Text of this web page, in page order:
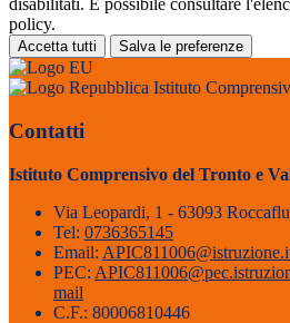
disabilitati. È possibile consultare
policy.
Accetta tutti Salva le preferenze
Istituto
Contatti
Istituto Comprensivo del Tronto e
Via Leopardi, 1 - 63093
Tel: 0736365145
Email:
PEC:
mail
C.F.: 80006810446